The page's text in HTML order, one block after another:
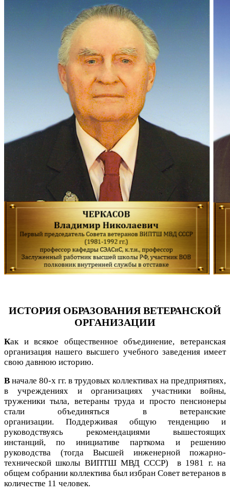
ИСТОРИЯ ОБРАЗОВАНИЯ ВЕТЕРАНСКОЙ
ОРГАНИЗАЦИИ
Как и всякое общественное объединение, ветеранская
организация нашего высшего учебного заведения имеет
свою давнюю историю.
В начале 80-х гг. в трудовых коллективах на предприятиях,
в учреждениях и организациях участники войны,
труженики тыла, ветераны труда и просто пенсионеры
стали объединяться в ветеранские
организации. Поддерживая общую тенденцию и
руководствуясь рекомендациями вышестоящих
инстанций, по инициативе парткома и решению
руководства (тогда Высшей инженерной пожарно-
технической школы ВИПТШ МВД СССР) в 1981 г. на
общем собрании коллектива был избран Совет ветеранов в
количестве 11 человек.